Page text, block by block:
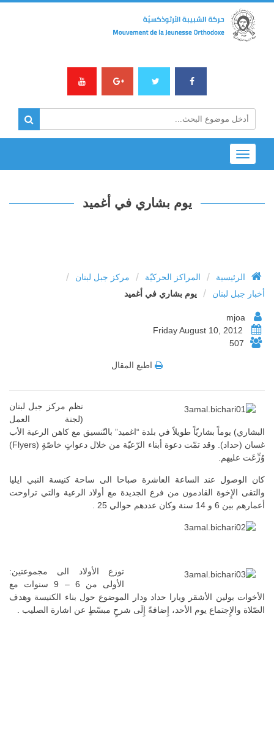
Toggle
navigation
يوم بشاري في أغميد
الرئيسية / المراكز الحركيّة / مركز جبل لبنان /
أخبار جبل لبنان / يوم بشاري في أغميد
507
اطبع المقال
نظم مركز جبل لبنان
(لجنة العمل
البشاري) يوماً بشاريّاً طويلاً في بلدة “اغميد” بالتّنسيق مع كاهن الرعية الأب
غسان (حداد). وقد تمّت دعوة أبناء الرّعيّة من خلال دعواتٍ خاصّةٍ (Flyers)
وُزِّعَت عليهم.
كان الوصول عند الساعة العاشرة صباحا الى ساحة كنيسة النبي ايليا
والتقى الإِخوة القادمون من فرع الجديدة مع أولاد الرعية والتي تراوحت
أعمارهم بين 6 و 14 سنة وكان عددهم حوالي 25 .
توزع الأولاد الى مجموعتين:
الأولى من 6 – 9 سنوات مع
الأخوات بولين الأشقر ويارا حداد ودار الموضوع حول بناء الكنيسة وهدف
الصّلاة والإِجتماع يوم الأحد، إِضافةً إِلَى شرحٍ مبسّطٍ عن اشارة الصليب .